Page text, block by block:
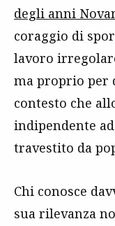
degli anni
coraggio di
lavoro
ma proprio per
contesto che
indipendente
travestito da
Chi conosce
sua rilevanza